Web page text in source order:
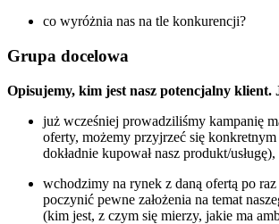
co wyróżnia nas na tle konkurencji?
Grupa docelowa
Opisujemy, kim jest nasz potencjalny klient.
już wcześniej prowadziliśmy kampanię
oferty, możemy przyjrzeć się
dokładnie kupował nasz produkt/usługę),
wchodzimy na rynek z daną ofertą po
poczynić pewne założenia na temat
(kim jest, z czym się mierzy, jakie ma